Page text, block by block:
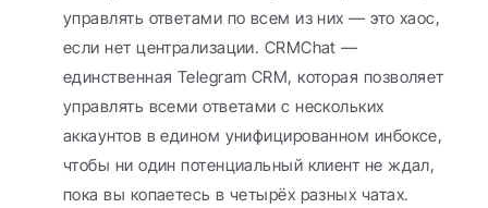
управлять ответами по всем из них — это хаос,
если нет централизации. CRMChat —
единственная Telegram CRM, которая позволяет
управлять всеми ответами с нескольких
аккаунтов в едином унифицированном инбоксе,
чтобы ни один потенциальный клиент не ждал,
пока вы копаетесь в четырёх разных чатах.